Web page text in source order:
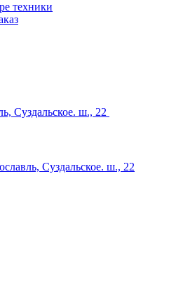
техники
Суздальское. ш., 22
Суздальское. ш., 22